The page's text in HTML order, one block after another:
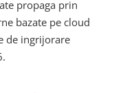
propaga prin
bazate pe cloud
de ingrijorare